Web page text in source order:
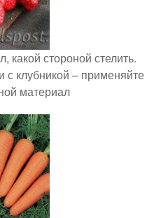
стороной стелить.
с клубникой – применяйте
материал